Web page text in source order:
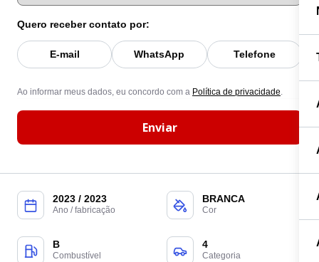
2023 / 2023
Ano / fabricação
BRANCA
Cor
B
Combustível
4
Categoria
Quero receber contato por:
E-mail WhatsApp Telefone
Ao informar meus dados, eu concordo com a Política de privacidade.
Enviar